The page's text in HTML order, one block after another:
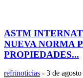
ASTM
NUEVA NORMA
PROPIEDADES...
refrinoticias - 3 de